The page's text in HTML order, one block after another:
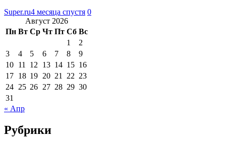
Super.ru4 месяца спустя 0
Август 2026
Пн Вт Ср Чт Пт Сб Вс
1
2
3
4 5 6 7 8
9
10 11 12 13 14 15 16
17 18 19 20 21 22 23
24 25 26 27 28 29 30
31
« Апр
Рубрики